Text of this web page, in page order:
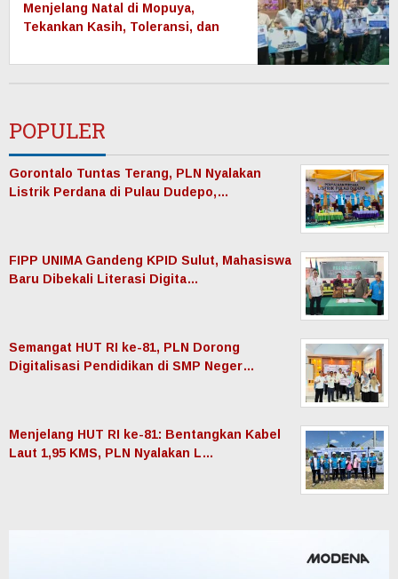
Menjelang Natal di Mopuya,
Tekankan Kasih, Toleransi, dan
POPULER
Gorontalo Tuntas Terang, PLN Nyalakan
Listrik Perdana di Pulau Dudepo,…
FIPP UNIMA Gandeng KPID Sulut, Mahasiswa
Baru Dibekali Literasi Digita…
Semangat HUT RI ke-81, PLN Dorong
Digitalisasi Pendidikan di SMP Neger…
Menjelang HUT RI ke-81: Bentangkan Kabel
Laut 1,95 KMS, PLN Nyalakan L…